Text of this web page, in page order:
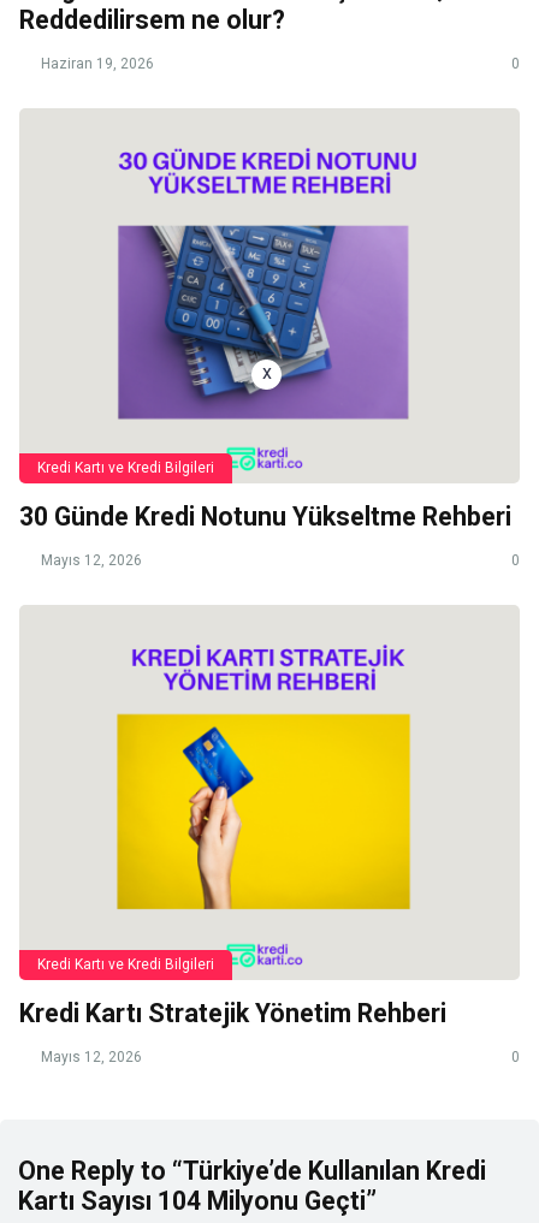
x
Reddedilirsem ne olur?
Haziran 19, 2026 0
Kredi Kartı ve Kredi Bilgileri
30 Günde Kredi Notunu Yükseltme Rehberi
Mayıs 12, 2026 0
Kredi Kartı ve Kredi Bilgileri
Kredi Kartı Stratejik Yönetim Rehberi
Mayıs 12, 2026 0
One Reply to “Türkiye’de Kullanılan Kredi
Kartı Sayısı 104 Milyonu Geçti”